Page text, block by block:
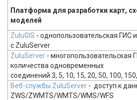
Платформа для разработки карт,
моделей
ZuluGIS - однопользовательская ГИС
с ZuluServer
ZuluServer - многопользовательская
количества одновременных
соединений 3, 5, 10, 15, 20, 50, 100,
Веб-службы ZuluServer - доступ к
ZWS/ZWMTS/WMTS/WMS/WFS